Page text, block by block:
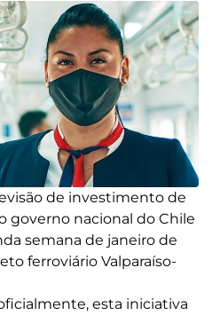
de investimento de
governo nacional do Chile
semana de janeiro de
ferroviário Valparaíso-
esta iniciativa